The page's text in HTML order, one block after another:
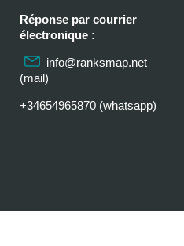
Réponse par courrier
électronique :
info@ranksmap.net
(mail)
+34654965870 (whatsapp)